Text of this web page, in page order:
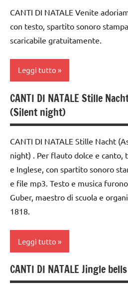
CANTI DI NATALE Venite
con testo, spartito sonoro
scaricabile gratuitamente.
Leggi tutto
canti
di
Natale
canti
natalizi
dai
3 ai
6
anni
dai
6
anni
DOWNLOAD
CANTI DI NATALE Stille
(Silent night)
CANTI DI NATALE Stille Nacht
night) . Per flauto dolce e canto,
e Inglese, con spartito sonoro
e file mp3. Testo e musica
Guber, maestro di scuola e
1818.
Leggi tutto
canti
di
CANTI DI NATALE Jingle bells